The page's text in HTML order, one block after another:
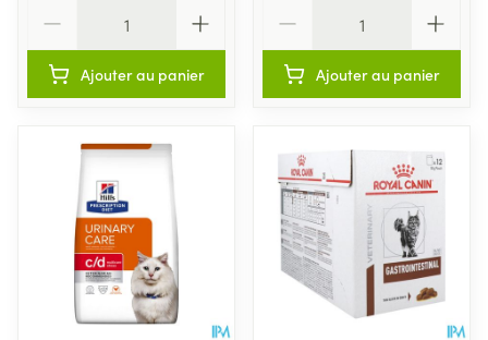
Ajouter au panier Ajouter au panier